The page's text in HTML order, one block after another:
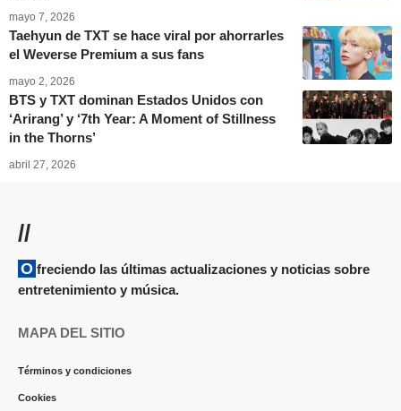
mayo 7, 2026
Taehyun de TXT se hace viral por ahorrarles
el Weverse Premium a sus fans
mayo 2, 2026
BTS y TXT dominan Estados Unidos con
‘Arirang’ y ‘7th Year: A Moment of Stillness
in the Thorns’
abril 27, 2026
//
Ofreciendo las últimas actualizaciones y noticias sobre
entretenimiento y música.
MAPA DEL SITIO
Términos y condiciones
Cookies